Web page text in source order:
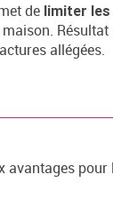
de limiter
allégées.
avantages